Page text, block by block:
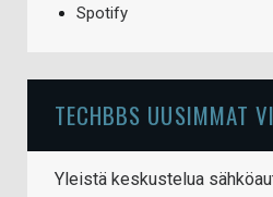
Spotify
TECHBBS UUSIMMAT
Yleistä keskustelua